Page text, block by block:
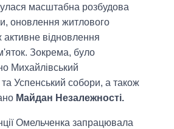
масштабна розбудова
оновлення житлового
відновлення
Зокрема, було
Михайлівський
Успенський собори, а також
Майдан Незалежності.
Омельченка запрацювала